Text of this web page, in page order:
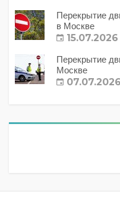
Перекрытие
в Москве
15.07.2026
Перекрытие
Москве
07.07.2026